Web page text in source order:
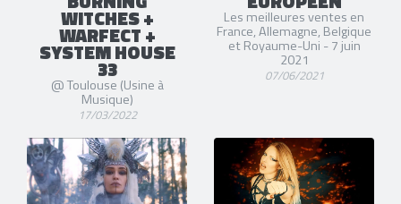
WITCHES +
WARFECT +
SYSTEM HOUSE
33
@ Toulouse (Usine à
Musique)
17/03/2022
Les meilleures ventes en
France, Allemagne, Belgique
et Royaume-Uni - 7 juin
2021
07/06/2021